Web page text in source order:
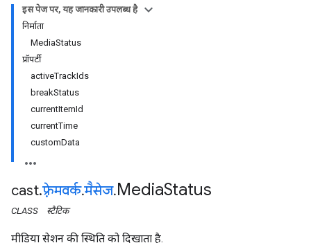
इस पेज पर, यह जानकारी उपलब्ध है
निर्माता
MediaStatus
प्रॉपर्टी
activeTrackIds
breakStatus
currentItemId
currentTime
customData
cast.फ़्रेमवर्क.मैसेज.MediaStatus
CLASS स्टैटिक
मीडिया सेशन की स्थिति को दिखाता है.